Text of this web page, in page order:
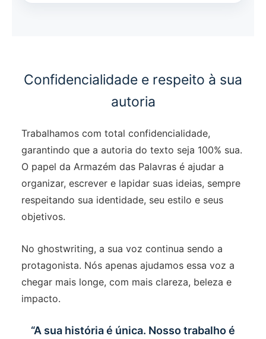
Confidencialidade e respeito à sua
autoria
Trabalhamos com total confidencialidade,
garantindo que a autoria do texto seja 100% sua.
O papel da Armazém das Palavras é ajudar a
organizar, escrever e lapidar suas ideias, sempre
respeitando sua identidade, seu estilo e seus
objetivos.
No ghostwriting, a sua voz continua sendo a
protagonista. Nós apenas ajudamos essa voz a
chegar mais longe, com mais clareza, beleza e
impacto.
“A sua história é única. Nosso trabalho é